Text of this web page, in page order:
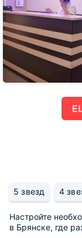
5 звезд 4
Настройте
в Брянске, где